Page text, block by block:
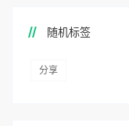
随机标签
分享